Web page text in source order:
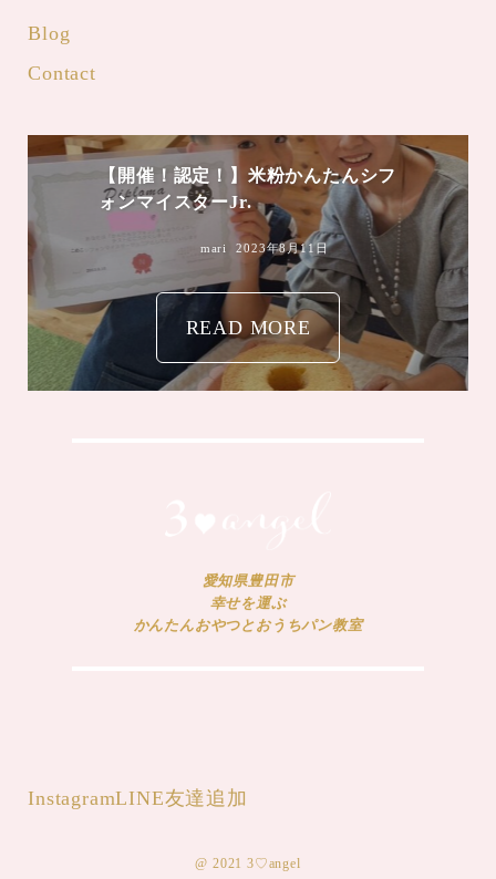
Blog
Contact
mari 2023年8月4日
愛知県豊田市
幸せを運ぶ
かんたんおやつとおうちパン教室
InstagramLINE友達追加
@ 2021 3♡angel